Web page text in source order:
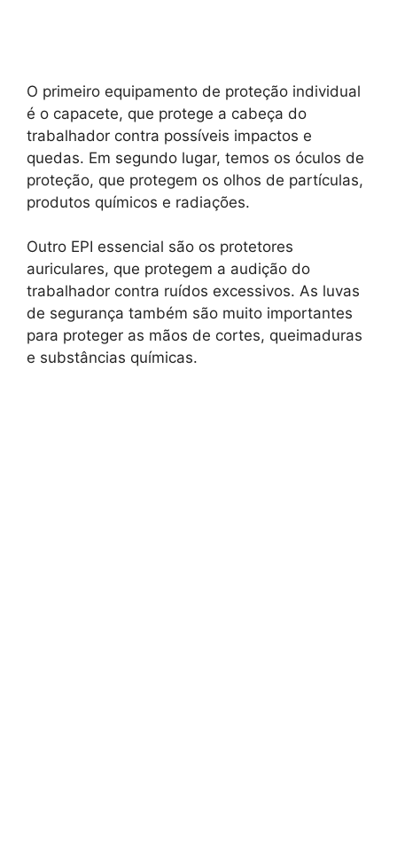
O primeiro equipamento de proteção individual
é o capacete, que protege a cabeça do
trabalhador contra possíveis impactos e
quedas. Em segundo lugar, temos os óculos de
proteção, que protegem os olhos de partículas,
produtos químicos e radiações.
Outro EPI essencial são os protetores
auriculares, que protegem a audição do
trabalhador contra ruídos excessivos. As luvas
de segurança também são muito importantes
para proteger as mãos de cortes, queimaduras
e substâncias químicas.